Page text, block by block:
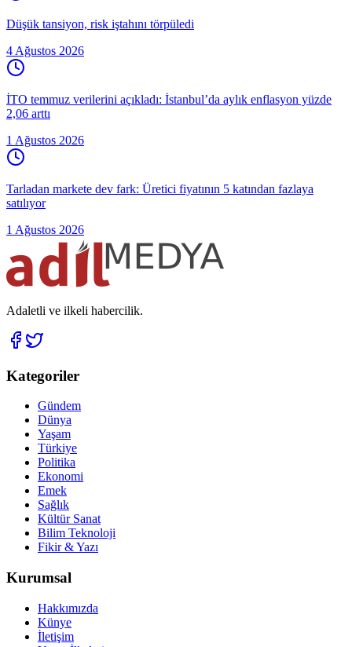
Düşük tansiyon, risk iştahını törpüledi
4 Ağustos 2026
İTO temmuz verilerini açıkladı: İstanbul’da aylık enflasyon yüzde
2,06 arttı
1 Ağustos 2026
Tarladan markete dev fark: Üretici fiyatının 5 katından fazlaya
satılıyor
1 Ağustos 2026
Adaletli ve ilkeli habercilik.
Kategoriler
Gündem
Dünya
Yaşam
Türkiye
Politika
Ekonomi
Emek
Sağlık
Kültür Sanat
Bilim Teknoloji
Fikir & Yazı
Kurumsal
Hakkımızda
Künye
İletişim